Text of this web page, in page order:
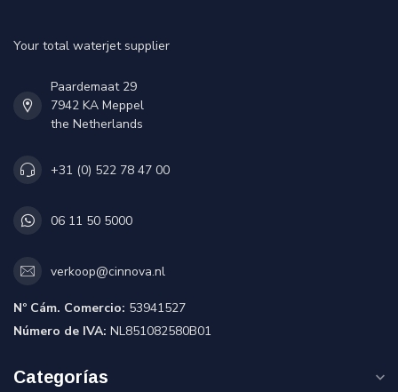
Your total waterjet supplier
Paardemaat 29
7942 KA Meppel
the Netherlands
+31 (0) 522 78 47 00
06 11 50 5000
verkoop@cinnova.nl
Nº Cám. Comercio: 53941527
Número de IVA: NL851082580B01
Categorías